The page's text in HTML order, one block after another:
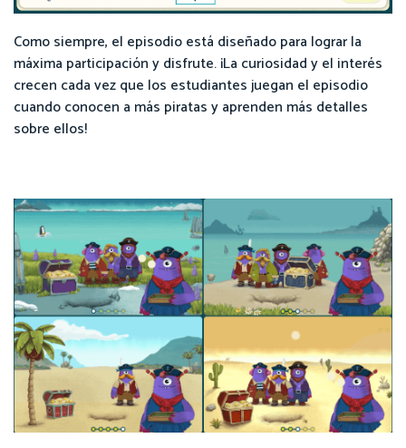
Como siempre, el episodio está diseñado para lograr la
máxima participación y disfrute. ¡La curiosidad y el interés
crecen cada vez que los estudiantes juegan el episodio
cuando conocen a más piratas y aprenden más detalles
sobre ellos!